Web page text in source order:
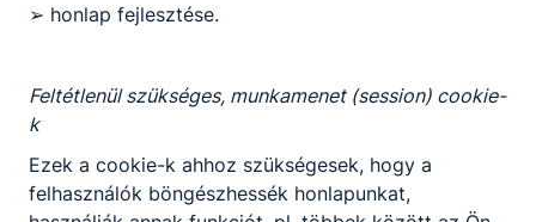
➢ honlap fejlesztése.
Feltétlenül szükséges, munkamenet (session) cookie-
k
Ezek a cookie-k ahhoz szükségesek, hogy a
felhasználók böngészhessék honlapunkat,